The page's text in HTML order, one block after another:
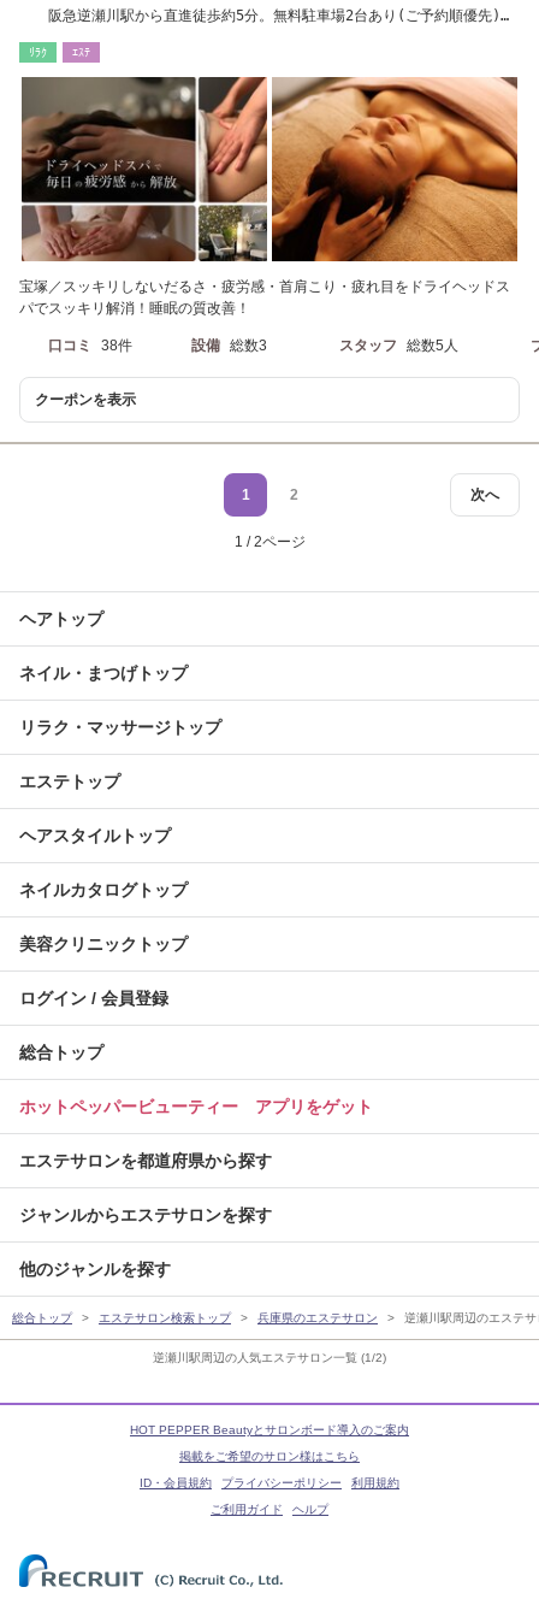
逆瀬川駅周辺の人気エステサロン一覧 (1/2)
阪急逆瀬川駅から直進徒歩約5分。無料駐車場2台あり(ご予約順優先)宝
ﾘﾗｸ ｴｽﾃ
宝塚／スッキリしないだるさ・疲労感・首肩こり・疲れ目をドライヘッドス
パでスッキリ解消！睡眠の質改善！
口コミ 38件 設備 総数3 スタッフ 総数5人
クーポンを表示
次へ
1 2
1 / 2ページ
ヘアトップ
ネイル・まつげトップ
リラク・マッサージトップ
エステトップ
ヘアスタイルトップ
ネイルカタログトップ
美容クリニックトップ
ログイン / 会員登録
総合トップ
ホットペッパービューティー アプリをゲット
エステサロンを都道府県から探す
ジャンルからエステサロンを探す
他のジャンルを探す
総合トップ エステサロン検索トップ 兵庫県のエステサロン 逆瀬川駅周辺のエステサ
HOT PEPPER Beautyとサロンボード導入のご案内
掲載をご希望のサロン様はこちら
ID・会員規約
プライバシーポリシー
利用規約
ご利用ガイド
ヘルプ